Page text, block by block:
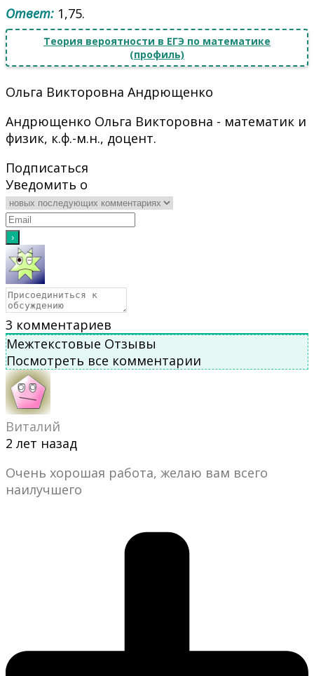
Ответ: 1,75.
Теория вероятности в ЕГЭ по математике
(профиль)
Ольга Викторовна Андрющенко
Андрющенко Ольга Викторовна - математик и
физик, к.ф.-м.н., доцент.
Подписаться
Уведомить о
3 комментариев
Межтекстовые Отзывы
Посмотреть все комментарии
Виталий
2 лет назад
Очень хорошая работа, желаю вам всего
наилучшего